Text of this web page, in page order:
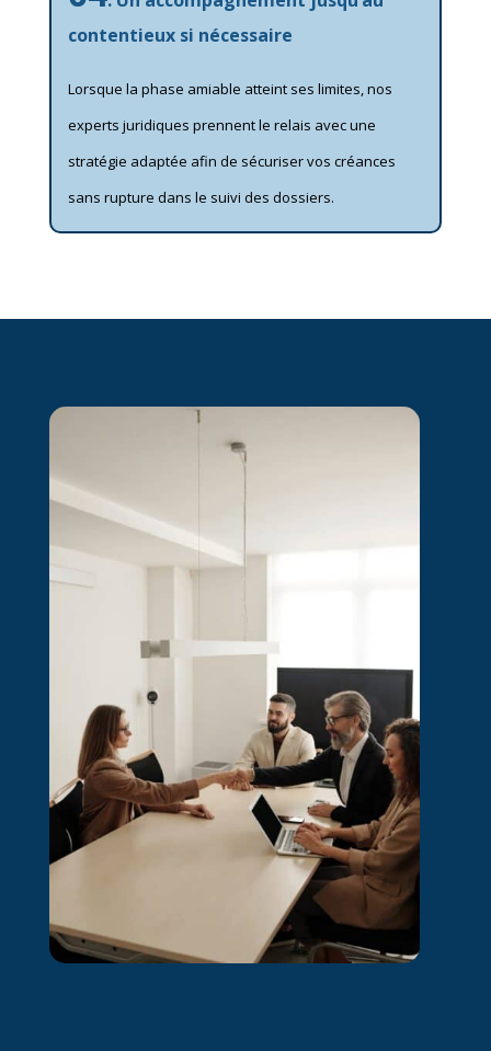
contentieux si nécessaire
Lorsque la phase amiable atteint ses limites, nos
experts juridiques prennent le relais avec une
stratégie adaptée afin de sécuriser vos créances
sans rupture dans le suivi des dossiers.